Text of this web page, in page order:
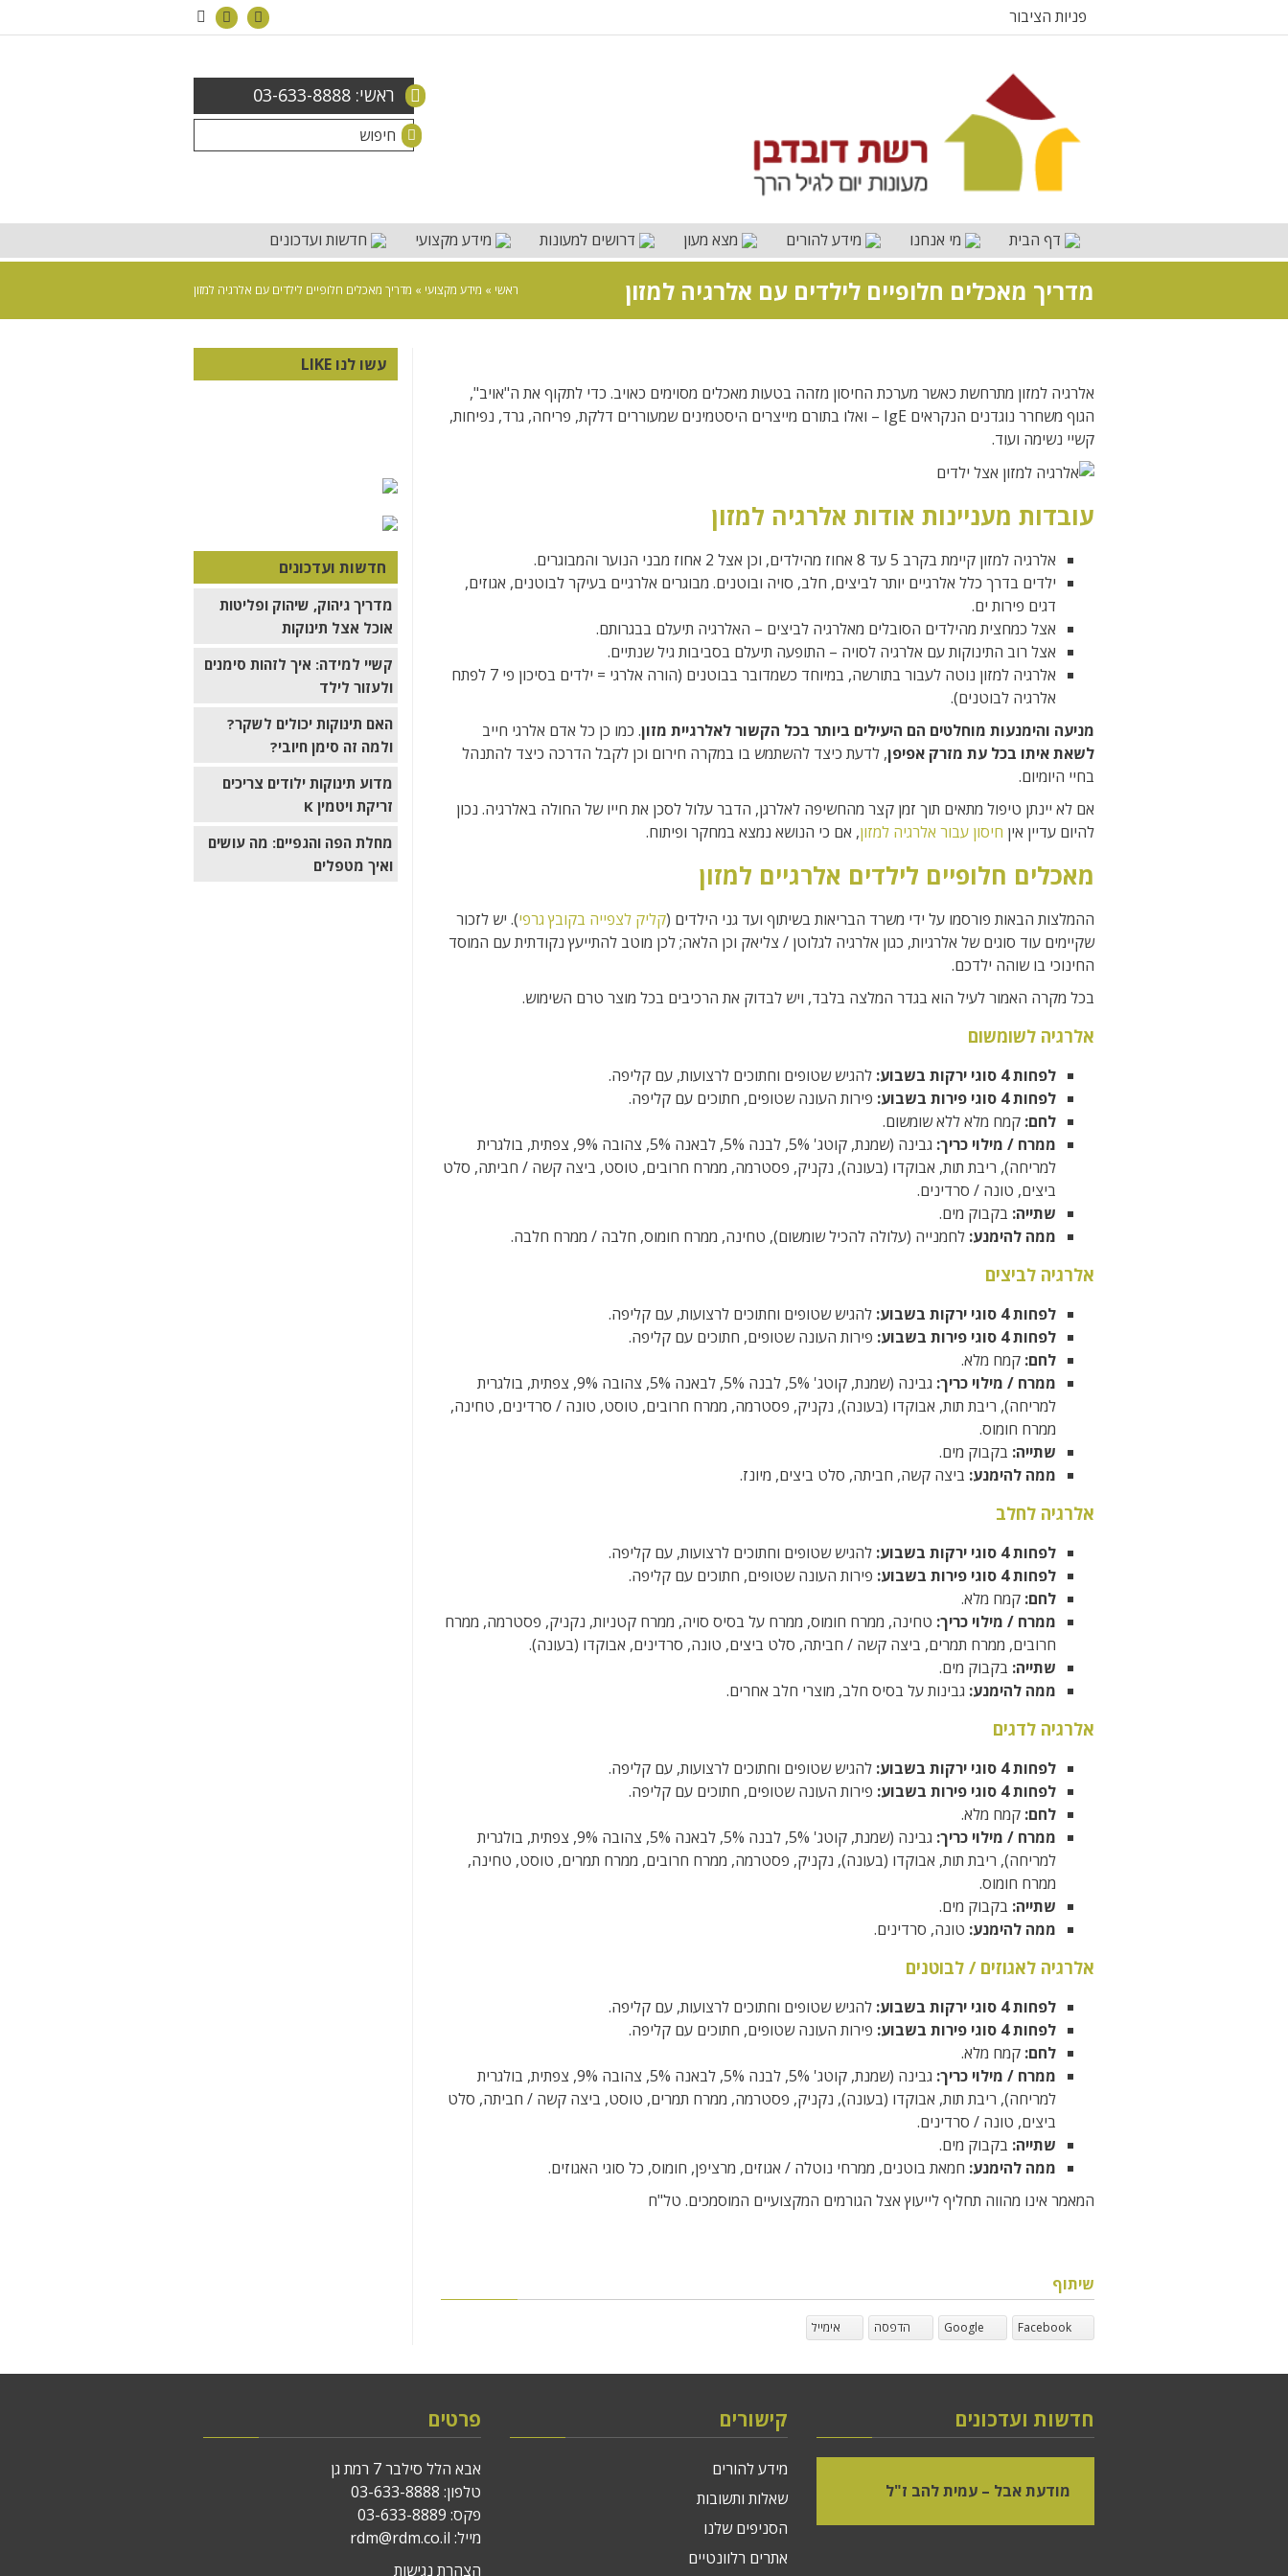
פניות הציבור
ראשי: 03-633-8888
דף הבית מי אנחנו מידע להורים מצא מעון דרושים למעונות מידע מקצועי חדשות ועדכונים
מדריך מאכלים חלופיים לילדים עם אלרגיה למזון ראשי » מידע מקצועי » מדריך מאכלים חלופיים לילדים עם אלרגיה למזון
אלרגיה למזון מתרחשת כאשר מערכת החיסון מזהה בטעות מאכלים מסוימים כאויב. כדי לתקוף את ה"אויב",
הגוף משחרר נוגדנים הנקראים IgE – ואלו בתורם מייצרים היסטמינים שמעוררים דלקת, פריחה, גרד, נפיחות,
קשיי נשימה ועוד.
עובדות מעניינות אודות אלרגיה למזון
אלרגיה למזון קיימת בקרב 5 עד 8 אחוז מהילדים, וכן אצל 2 אחוז מבני הנוער והמבוגרים.
ילדים בדרך כלל אלרגיים יותר לביצים, חלב, סויה ובוטנים. מבוגרים אלרגיים בעיקר לבוטנים, אגוזים,
דגים פירות ים.
אצל כמחצית מהילדים הסובלים מאלרגיה לביצים – האלרגיה תיעלם בבגרותם.
אצל רוב התינוקות עם אלרגיה לסויה – התופעה תיעלם בסביבות גיל שנתיים.
אלרגיה למזון נוטה לעבור בתורשה, במיוחד כשמדובר בבוטנים (הורה אלרגי = ילדים בסיכון פי 7 לפתח
אלרגיה לבוטנים).
מניעה והימנעות מוחלטים הם היעילים ביותר בכל הקשור לאלרגיית מזון. כמו כן כל אדם אלרגי חייב
לשאת איתו בכל עת מזרק אפיפן, לדעת כיצד להשתמש בו במקרה חירום וכן לקבל הדרכה כיצד להתנהל
בחיי היומיום.
אם לא יינתן טיפול מתאים תוך זמן קצר מהחשיפה לאלרגן, הדבר עלול לסכן את חייו של החולה באלרגיה. נכון
להיום עדיין אין חיסון עבור אלרגיה למזון, אם כי הנושא נמצא במחקר ופיתוח.
מאכלים חלופיים לילדים אלרגיים למזון
ההמלצות הבאות פורסמו על ידי משרד הבריאות בשיתוף ועד גני הילדים (קליק לצפייה בקובץ גרפי). יש לזכור
שקיימים עוד סוגים של אלרגיות, כגון אלרגיה לגלוטן / צליאק וכן הלאה; לכן מוטב להתייעץ נקודתית עם המוסד
החינוכי בו שוהה ילדכם.
בכל מקרה האמור לעיל הוא בגדר המלצה בלבד, ויש לבדוק את הרכיבים בכל מוצר טרם השימוש.
אלרגיה לשומשום
לפחות 4 סוגי ירקות בשבוע:
להגיש שטופים וחתוכים לרצועות, עם קליפה.
לפחות 4 סוגי פירות בשבוע:
פירות העונה שטופים, חתוכים עם קליפה.
לחם: קמח מלא ללא שומשום.
ממרח / מילוי כריך:
גבינה (שמנת, קוטג' 5%, לבנה 5%, לבאנה 5%, צהובה 9%, צפתית, בולגרית
למריחה), ריבת תות, אבוקדו (בעונה), נקניק, פסטרמה, ממרח חרובים, טוסט, ביצה קשה / חביתה, סלט
ביצים, טונה / סרדינים.
שתייה: בקבוק מים.
ממה להימנע: לחמנייה (עלולה להכיל שומשום), טחינה, ממרח חומוס, חלבה / ממרח חלבה.
אלרגיה לביצים
לפחות 4 סוגי ירקות בשבוע:
להגיש שטופים וחתוכים לרצועות, עם קליפה.
לפחות 4 סוגי פירות בשבוע:
פירות העונה שטופים, חתוכים עם קליפה.
לחם: קמח מלא.
ממרח / מילוי כריך:
גבינה (שמנת, קוטג' 5%, לבנה 5%, לבאנה 5%, צהובה 9%, צפתית, בולגרית
למריחה), ריבת תות, אבוקדו (בעונה), נקניק, פסטרמה, ממרח חרובים, טוסט, טונה / סרדינים, טחינה,
ממרח חומוס.
שתייה: בקבוק מים.
ממה להימנע: ביצה קשה, חביתה, סלט ביצים, מיונז.
אלרגיה לחלב
לפחות 4 סוגי ירקות בשבוע:
להגיש שטופים וחתוכים לרצועות, עם קליפה.
לפחות 4 סוגי פירות בשבוע:
פירות העונה שטופים, חתוכים עם קליפה.
לחם: קמח מלא.
ממרח / מילוי כריך: טחינה, ממרח חומוס, ממרח על בסיס סויה, ממרח קטניות, נקניק, פסטרמה, ממרח
חרובים, ממרח תמרים, ביצה קשה / חביתה, סלט ביצים, טונה, סרדינים, אבוקדו (בעונה).
שתייה: בקבוק מים.
ממה להימנע: גבינות על בסיס חלב, מוצרי חלב אחרים.
אלרגיה לדגים
לפחות 4 סוגי ירקות בשבוע:
להגיש שטופים וחתוכים לרצועות, עם קליפה.
לפחות 4 סוגי פירות בשבוע:
פירות העונה שטופים, חתוכים עם קליפה.
לחם: קמח מלא.
ממרח / מילוי כריך:
גבינה (שמנת, קוטג' 5%, לבנה 5%, לבאנה 5%, צהובה 9%, צפתית, בולגרית
למריחה), ריבת תות, אבוקדו (בעונה), נקניק, פסטרמה, ממרח חרובים, ממרח תמרים, טוסט, טחינה,
ממרח חומוס.
שתייה: בקבוק מים.
ממה להימנע: טונה, סרדינים.
אלרגיה לאגוזים / לבוטנים
לפחות 4 סוגי ירקות בשבוע:
להגיש שטופים וחתוכים לרצועות, עם קליפה.
לפחות 4 סוגי פירות בשבוע:
פירות העונה שטופים, חתוכים עם קליפה.
לחם: קמח מלא.
ממרח / מילוי כריך:
גבינה (שמנת, קוטג' 5%, לבנה 5%, לבאנה 5%, צהובה 9%, צפתית, בולגרית
למריחה), ריבת תות, אבוקדו (בעונה), נקניק, פסטרמה, ממרח תמרים, טוסט, ביצה קשה / חביתה, סלט
ביצים, טונה / סרדינים.
שתייה: בקבוק מים.
ממה להימנע: חמאת בוטנים, ממרחי נוטלה / אגוזים, מרציפן, חומוס, כל סוגי האגוזים.
המאמר אינו מהווה תחליף לייעוץ אצל הגורמים המקצועיים המוסמכים. טל"ח
שיתוף
Facebook
Google הדפסה אימייל
עשו לנו LIKE
חדשות ועדכונים
מדריך גיהוק, שיהוק ופליטות
אוכל אצל תינוקות
קשיי למידה: איך לזהות סימנים
ולעזור לילד
האם תינוקות יכולים לשקר?
ולמה זה סימן חיובי?
מדוע תינוקות ילודים צריכים
זריקת ויטמין K
מחלת הפה והגפיים: מה עושים
ואיך מטפלים
חדשות ועדכונים
מודעת אבל – עמית להב ז"ל
קישורים
מידע להורים
שאלות ותשובות
הסניפים שלנו
אתרים רלוונטיים
פרטים
אבא הלל סילבר 7 רמת גן
טלפון: 03-633-8888
פקס: 03-633-8889
מייל: rdm@rdm.co.il
הצהרת נגישות